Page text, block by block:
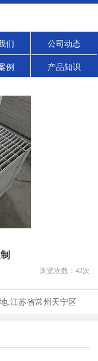
们 公司动态
例 产品知识
浏览次数： 42次
:江苏省常州天宁区